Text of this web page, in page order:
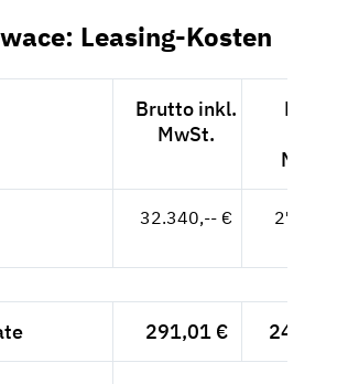
Leasing-Kosten
Brutto inkl.
MwSt.
Netto
MwSt.
32.340,-- €
291,01 €